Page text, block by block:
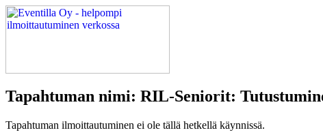
Tapahtuman nimi: RIL-Seniorit:
Tapahtuman ilmoittautuminen ei ole tällä hetkellä käynnissä.